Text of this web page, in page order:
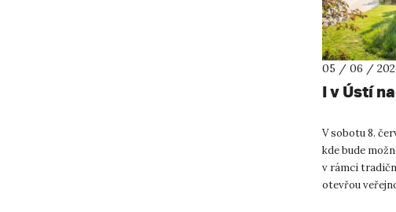
05 / 06 /
I v Ústí
V sobotu 8.
kde bude
v rámci
otevřou